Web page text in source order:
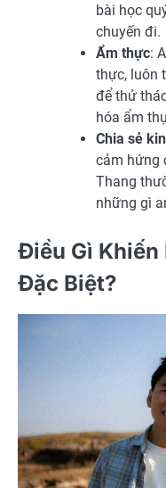
bài học
chuyến đi.
Ẩm thực:
thực, luôn
để thử
hóa ẩm
Chia sẻ
cảm hứng
Thang
những gì
Điều Gì Khiến
Đặc Biệt?